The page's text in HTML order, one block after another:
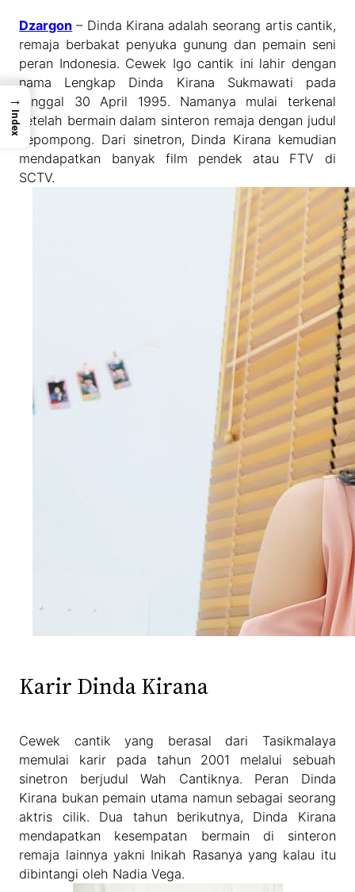
Dzargon – Dinda Kirana adalah seorang artis cantik,
remaja berbakat penyuka gunung dan pemain seni
peran Indonesia. Cewek Igo cantik ini lahir dengan
nama Lengkap Dinda Kirana Sukmawati pada
tanggal 30 April 1995. Namanya mulai terkenal
setelah bermain dalam sinteron remaja dengan judul
Kepompong. Dari sinetron, Dinda Kirana kemudian
mendapatkan banyak film pendek atau FTV di
SCTV.
Karir Dinda Kirana
Cewek cantik yang berasal dari Tasikmalaya
memulai karir pada tahun 2001 melalui sebuah
sinetron berjudul Wah Cantiknya. Peran Dinda
Kirana bukan pemain utama namun sebagai seorang
aktris cilik. Dua tahun berikutnya, Dinda Kirana
mendapatkan kesempatan bermain di sinteron
remaja lainnya yakni Inikah Rasanya yang kalau itu
dibintangi oleh Nadia Vega.
→
Index